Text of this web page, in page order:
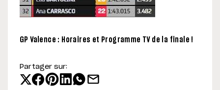
GP Valence : Horaires et Programme TV de la finale !
Partager sur: